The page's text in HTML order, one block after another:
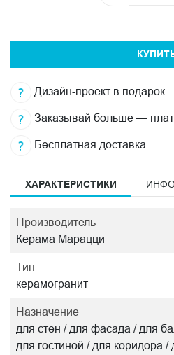
Дизайн-проект в подарок
Заказывай больше —
Бесплатная доставка
ХАРАКТЕРИСТИКИ
Производитель
Керама Марацци
Тип
керамогранит
Назначение
для стен / для фасада / для
для гостиной / для коридора /